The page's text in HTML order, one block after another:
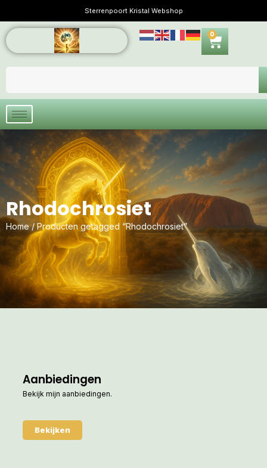
Sterrenpoort Kristal Webshop
0
Rhodochrosiet
Home/ Producten getagged “Rhodochrosiet”
Aanbiedingen
Bekijk mijn aanbiedingen.
Bekijken